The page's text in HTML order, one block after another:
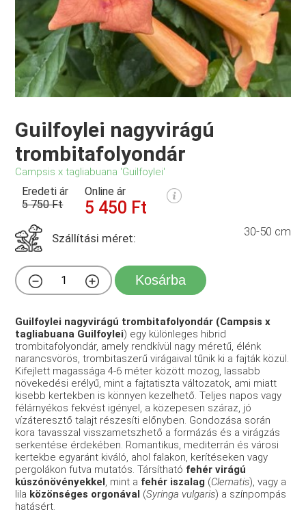
Guilfoylei nagyvirágú
trombitafolyondár
Campsis x tagliabuana 'Guilfoylei'
Eredeti ár
5 750 Ft
Online ár
5 450 Ft
Szállítási méret: 30-50 cm
Kosárba
Guilfoylei nagyvirágú trombitafolyondár (Campsis x
tagliabuana Guilfoylei) egy különleges hibrid
trombitafolyondár, amely rendkívül nagy méretű, élénk
narancsvörös, trombitaszerű virágaival tűnik ki a fajták közül.
Kifejlett magassága 4-6 méter között mozog, lassabb
növekedési erélyű, mint a fajtatiszta változatok, ami miatt
kisebb kertekben is könnyen kezelhető. Teljes napos vagy
félárnyékos fekvést igényel, a közepesen száraz, jó
vízáteresztő talajt részesíti előnyben. Gondozása során
kora tavasszal visszametszhető a formázás és a virágzás
serkentése érdekében. Romantikus, mediterrán és városi
kertekbe egyaránt kiváló, ahol falakon, kerítéseken vagy
pergolákon futva mutatós. Társítható fehér virágú
kúszónövényekkel, mint a fehér iszalag (Clematis), vagy a
lila közönséges orgonával (Syringa vulgaris) a színpompás
hatásért.